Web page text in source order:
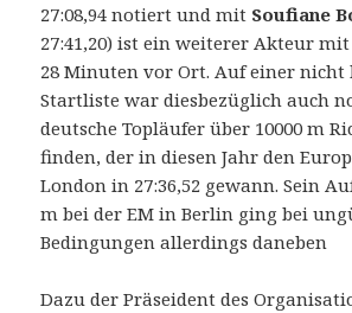
27:08,94 notiert und mit Soufiane
27:41,20) ist ein weiterer Akteur
28 Minuten vor Ort. Auf einer nicht
Startliste war diesbezüglich auch
deutsche Topläufer über 10000 m
finden, der in diesen Jahr den
London in 27:36,52 gewann. Sein
m bei der EM in Berlin ging bei
Bedingungen allerdings daneben
Dazu der Präseident des